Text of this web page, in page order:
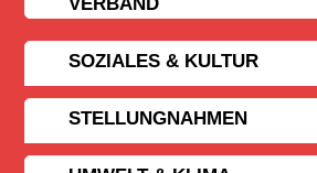
SOZIALES & KULTUR
STELLUNGNAHMEN